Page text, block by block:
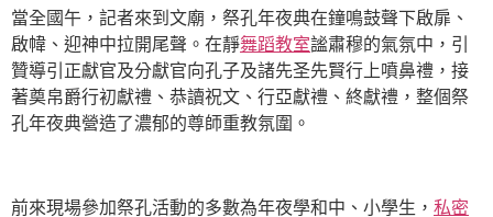
當全國午，記者來到文廟，祭孔年夜典在鐘鳴鼓聲下啟扉、
啟幃、迎神中拉開尾聲。在靜舞蹈教室謐肅穆的氣氛中，引
贊導引正獻官及分獻官向孔子及諸先圣先賢行上噴鼻禮，接
著奠帛爵行初獻禮、恭讀祝文、行亞獻禮、終獻禮，整個祭
孔年夜典營造了濃郁的尊師重教氛圍。
前來現場參加祭孔活動的多數為年夜學和中、小學生， 私密